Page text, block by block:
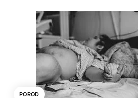
POROD